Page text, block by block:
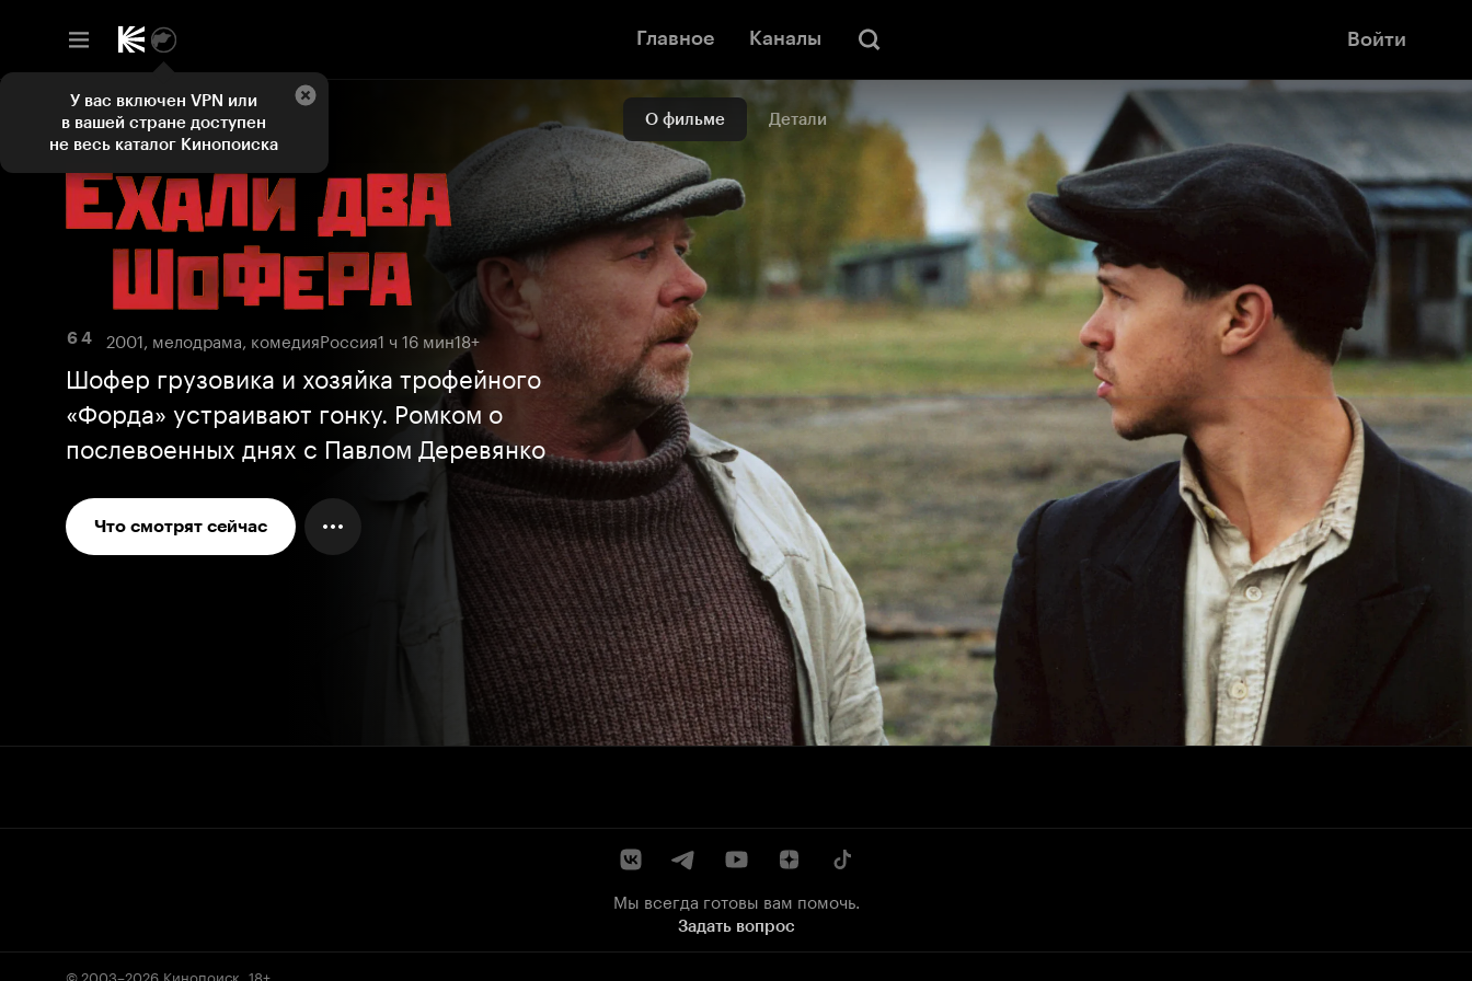
Главное Каналы Войти
О фильме Детали
6 4 2001, мелодрама, комедияРоссия1 ч 16 мин18+
Шофер грузовика и хозяйка трофейного
«Форда» устраивают гонку. Ромком о
послевоенных днях с Павлом Деревянко
Что смотрят сейчас
Мы всегда готовы вам помочь.
Задать вопрос
© 2003–2026 Кинопоиск 18+
У вас включен VPN или
в вашей стране доступен
не весь каталог Кинопоиска